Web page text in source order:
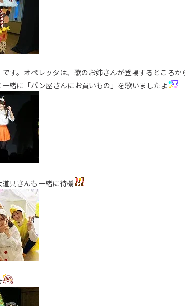
です。オペレッタは、歌のお姉さんが登場するところか
緒に「パン屋さんにお買いもの」を歌いましたよ
具さんも一緒に待機